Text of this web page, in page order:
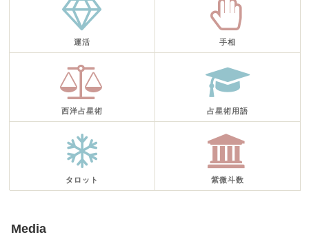
運活 手相
西洋占星術 占星術用語
タロット 紫微斗数
Media